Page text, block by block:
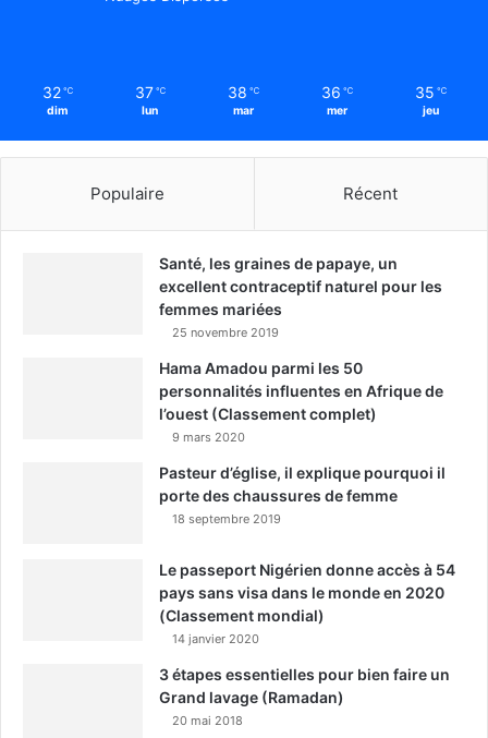
32 ℃
dim
37 ℃
lun
38 ℃
mar
36 ℃
mer
35 ℃
jeu
Populaire Récent
Santé, les graines de papaye, un
excellent contraceptif naturel pour les
femmes mariées
25 novembre 2019
Hama Amadou parmi les 50
personnalités influentes en Afrique de
l’ouest (Classement complet)
9 mars 2020
Pasteur d’église, il explique pourquoi il
porte des chaussures de femme
18 septembre 2019
Le passeport Nigérien donne accès à 54
pays sans visa dans le monde en 2020
(Classement mondial)
14 janvier 2020
3 étapes essentielles pour bien faire un
Grand lavage (Ramadan)
20 mai 2018